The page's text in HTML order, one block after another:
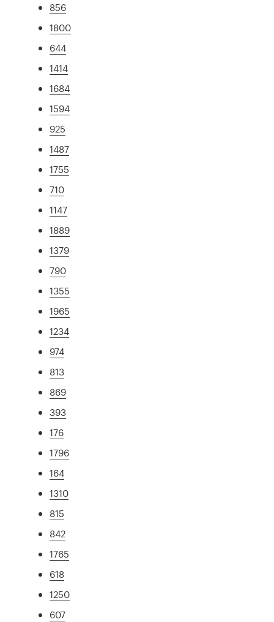
856
1800
644
1414
1684
1594
925
1487
1755
710
1147
1889
1379
790
1355
1965
1234
974
813
869
393
176
1796
164
1310
815
842
1765
618
1250
607